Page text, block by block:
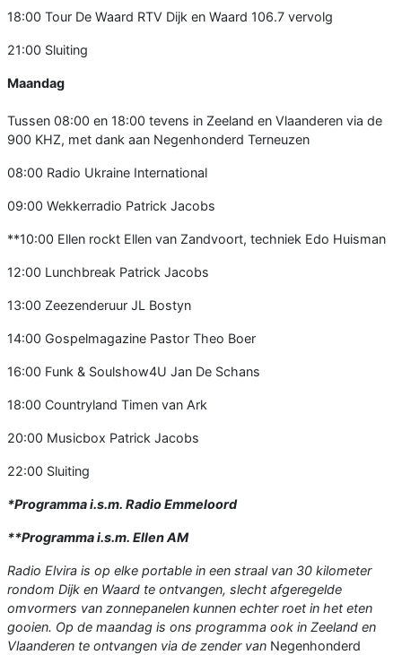
18:00 Tour De Waard RTV Dijk en Waard 106.7 vervolg
21:00 Sluiting
Maandag
Tussen 08:00 en 18:00 tevens in Zeeland en Vlaanderen via de
900 KHZ, met dank aan Negenhonderd Terneuzen
08:00 Radio Ukraine International
09:00 Wekkerradio Patrick Jacobs
**10:00 Ellen rockt Ellen van Zandvoort, techniek Edo Huisman
12:00 Lunchbreak Patrick Jacobs
13:00 Zeezenderuur JL Bostyn
14:00 Gospelmagazine Pastor Theo Boer
16:00 Funk & Soulshow4U Jan De Schans
18:00 Countryland Timen van Ark
20:00 Musicbox Patrick Jacobs
22:00 Sluiting
*Programma i.s.m. Radio Emmeloord
**Programma i.s.m. Ellen AM
Radio Elvira is op elke portable in een straal van 30 kilometer
rondom Dijk en Waard te ontvangen, slecht afgeregelde
omvormers van zonnepanelen kunnen echter roet in het eten
gooien. Op de maandag is ons programma ook in Zeeland en
Vlaanderen te ontvangen via de zender van Negenhonderd